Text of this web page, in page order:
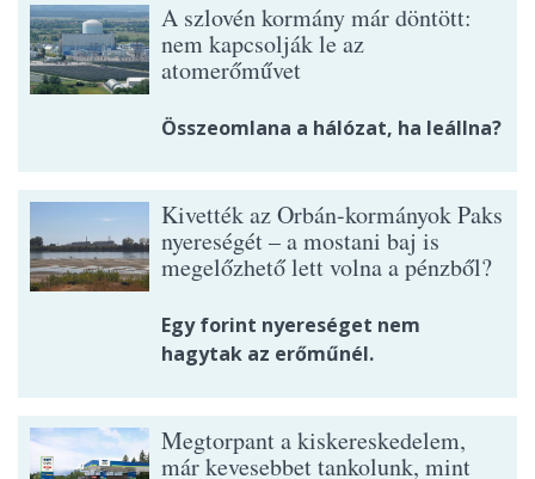
A szlovén kormány már döntött:
nem kapcsolják le az
atomerőművet
Összeomlana a hálózat, ha leállna?
Kivették az Orbán-kormányok Paks
nyereségét – a mostani baj is
megelőzhető lett volna a pénzből?
Egy forint nyereséget nem
hagytak az erőműnél.
Megtorpant a kiskereskedelem,
már kevesebbet tankolunk, mint